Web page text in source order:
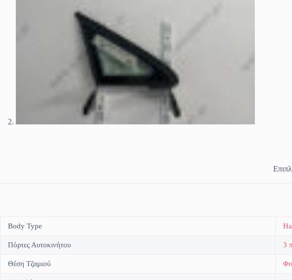
Body Type
Πόρτες Αυτοκινήτου 3
Θέση Τζαμιού